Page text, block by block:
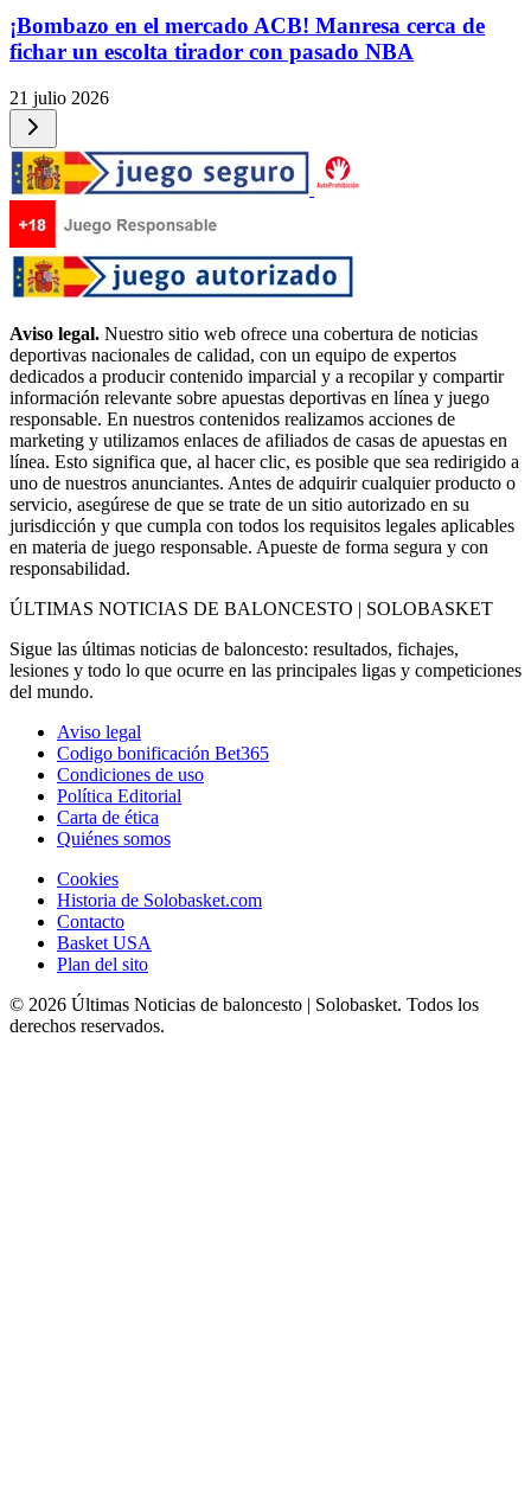
¡Bombazo en el mercado ACB! Manresa cerca de
fichar un escolta tirador con pasado NBA
21 julio 2026
Aviso legal. Nuestro sitio web ofrece una cobertura de noticias
deportivas nacionales de calidad, con un equipo de expertos
dedicados a producir contenido imparcial y a recopilar y compartir
información relevante sobre apuestas deportivas en línea y juego
responsable. En nuestros contenidos realizamos acciones de
marketing y utilizamos enlaces de afiliados de casas de apuestas en
línea. Esto significa que, al hacer clic, es posible que sea redirigido a
uno de nuestros anunciantes. Antes de adquirir cualquier producto o
servicio, asegúrese de que se trate de un sitio autorizado en su
jurisdicción y que cumpla con todos los requisitos legales aplicables
en materia de juego responsable. Apueste de forma segura y con
responsabilidad.
ÚLTIMAS NOTICIAS DE BALONCESTO | SOLOBASKET
Sigue las últimas noticias de baloncesto: resultados, fichajes,
lesiones y todo lo que ocurre en las principales ligas y competiciones
del mundo.
Aviso legal
Codigo bonificación Bet365
Condiciones de uso
Política Editorial
Carta de ética
Quiénes somos
Cookies
Historia de Solobasket.com
Contacto
Basket USA
Plan del sito
© 2026 Últimas Noticias de baloncesto | Solobasket. Todos los
derechos reservados.